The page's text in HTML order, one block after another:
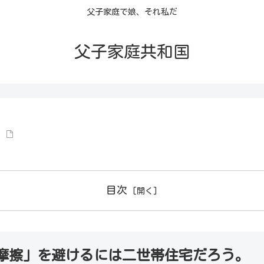
父子家庭で娘、それ私だ
父子家庭共和国
目次
擦」を避けるには二世帯住宅だろう。